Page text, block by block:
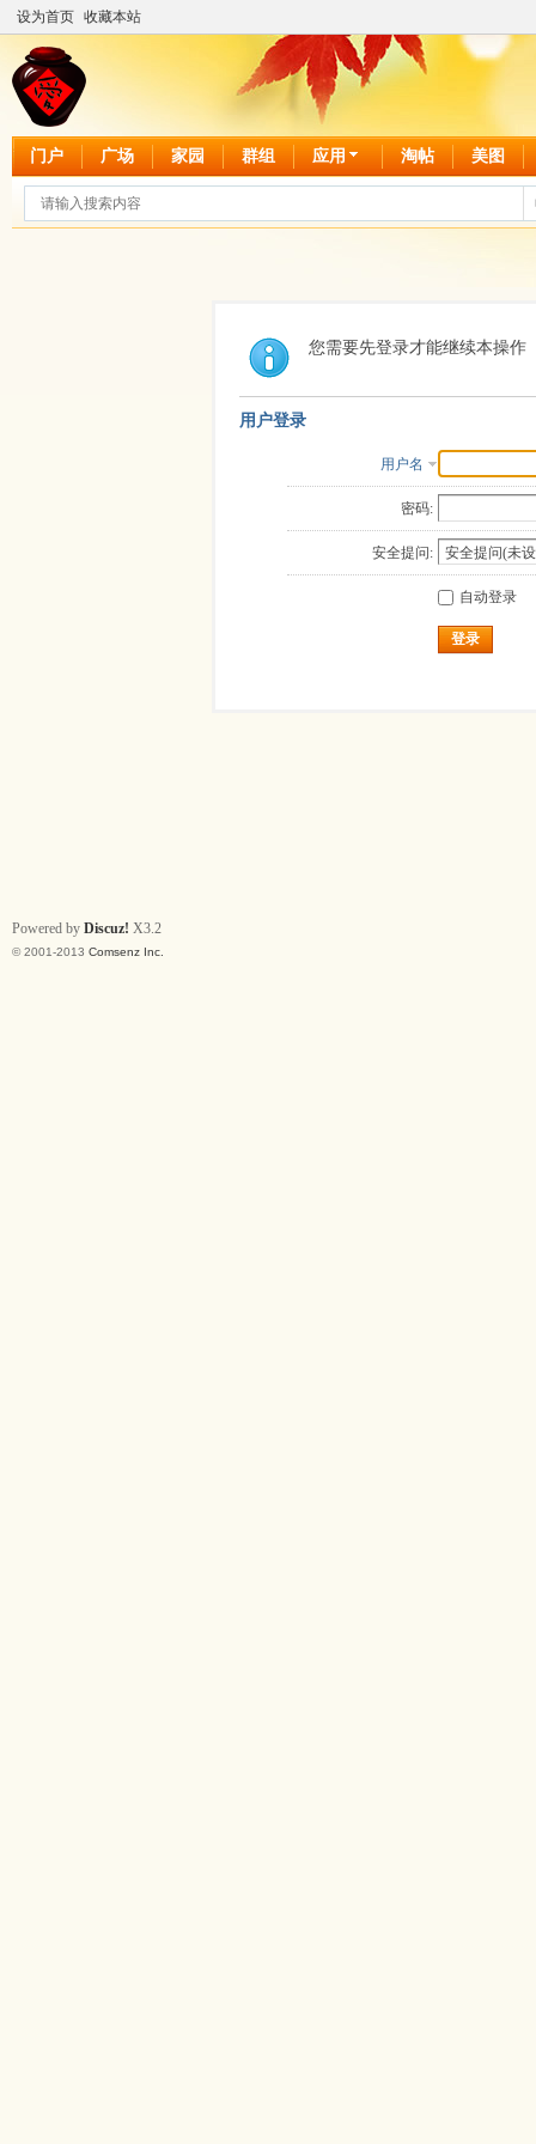
设为首页 收藏本站
门户 广场 家园 群组 应用 淘帖 美图
您需要先登录才能继续本操作
用户登录
用户名
密码:
安全提问:
自动登录
登录
Powered by Discuz! X3.2
© 2001-2013 Comsenz Inc.